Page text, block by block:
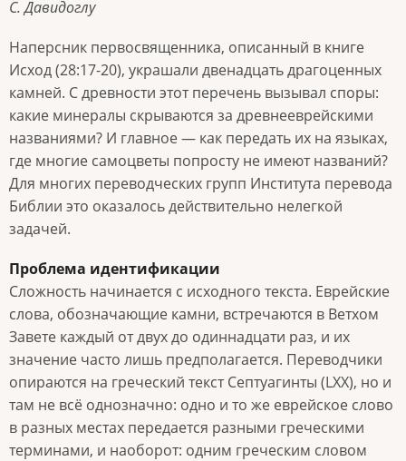
С. Давидоглу
Наперсник первосвященника, описанный в книге
Исход (28:17-20), украшали двенадцать драгоценных
камней. С древности этот перечень вызывал споры:
какие минералы скрываются за древнееврейскими
названиями? И главное — как передать их на языках,
где многие самоцветы попросту не имеют названий?
Для многих переводческих групп Института перевода
Библии это оказалось действительно нелегкой
задачей.
Проблема идентификации
Сложность начинается с исходного текста. Еврейские
слова, обозначающие камни, встречаются в Ветхом
Завете каждый от двух до одиннадцати раз, и их
значение часто лишь предполагается. Переводчики
опираются на греческий текст Септуагинты (LXX), но и
там не всё однозначно: одно и то же еврейское слово
в разных местах передается разными греческими
терминами, и наоборот: одним греческим словом